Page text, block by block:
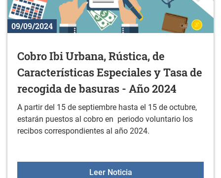
09/09/2024
Cobro Ibi Urbana, Rústica, de
Características Especiales y Tasa de
recogida de basuras - Año 2024
A partir del 15 de septiembre hasta el 15 de octubre,
estarán puestos al cobro en periodo voluntario los
recibos correspondientes al año 2024.
Leer NoticiaCobro Ibi Urbana,